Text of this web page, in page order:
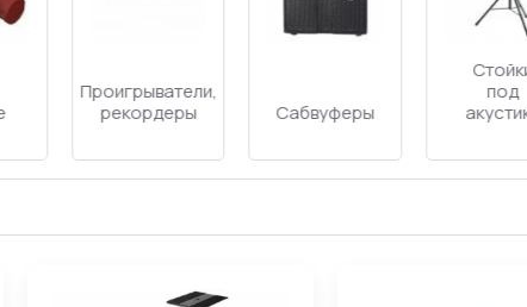
box
Динамики Драйверы